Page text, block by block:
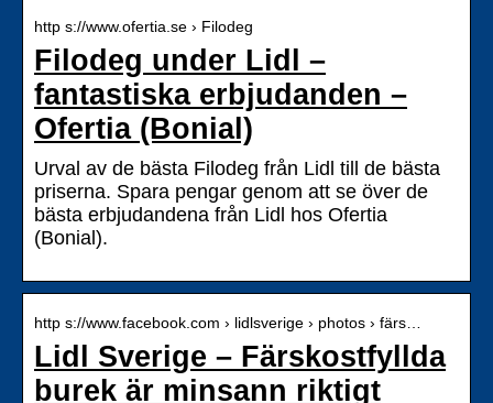
http s://www.ofertia.se › Filodeg
Filodeg under Lidl –
fantastiska erbjudanden –
Ofertia (Bonial)
Urval av de bästa Filodeg från Lidl till de bästa
priserna. Spara pengar genom att se över de
bästa erbjudandena från Lidl hos Ofertia
(Bonial).
http s://www.facebook.com › lidlsverige › photos › färs…
Lidl Sverige – Färskostfyllda
burek är minsann riktigt